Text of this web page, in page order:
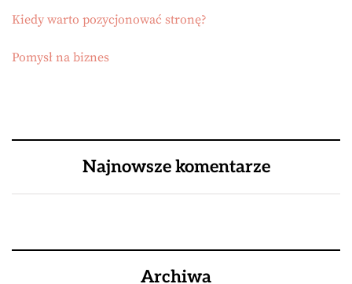
Kiedy warto pozycjonować stronę?
Pomysł na biznes
Najnowsze komentarze
Archiwa